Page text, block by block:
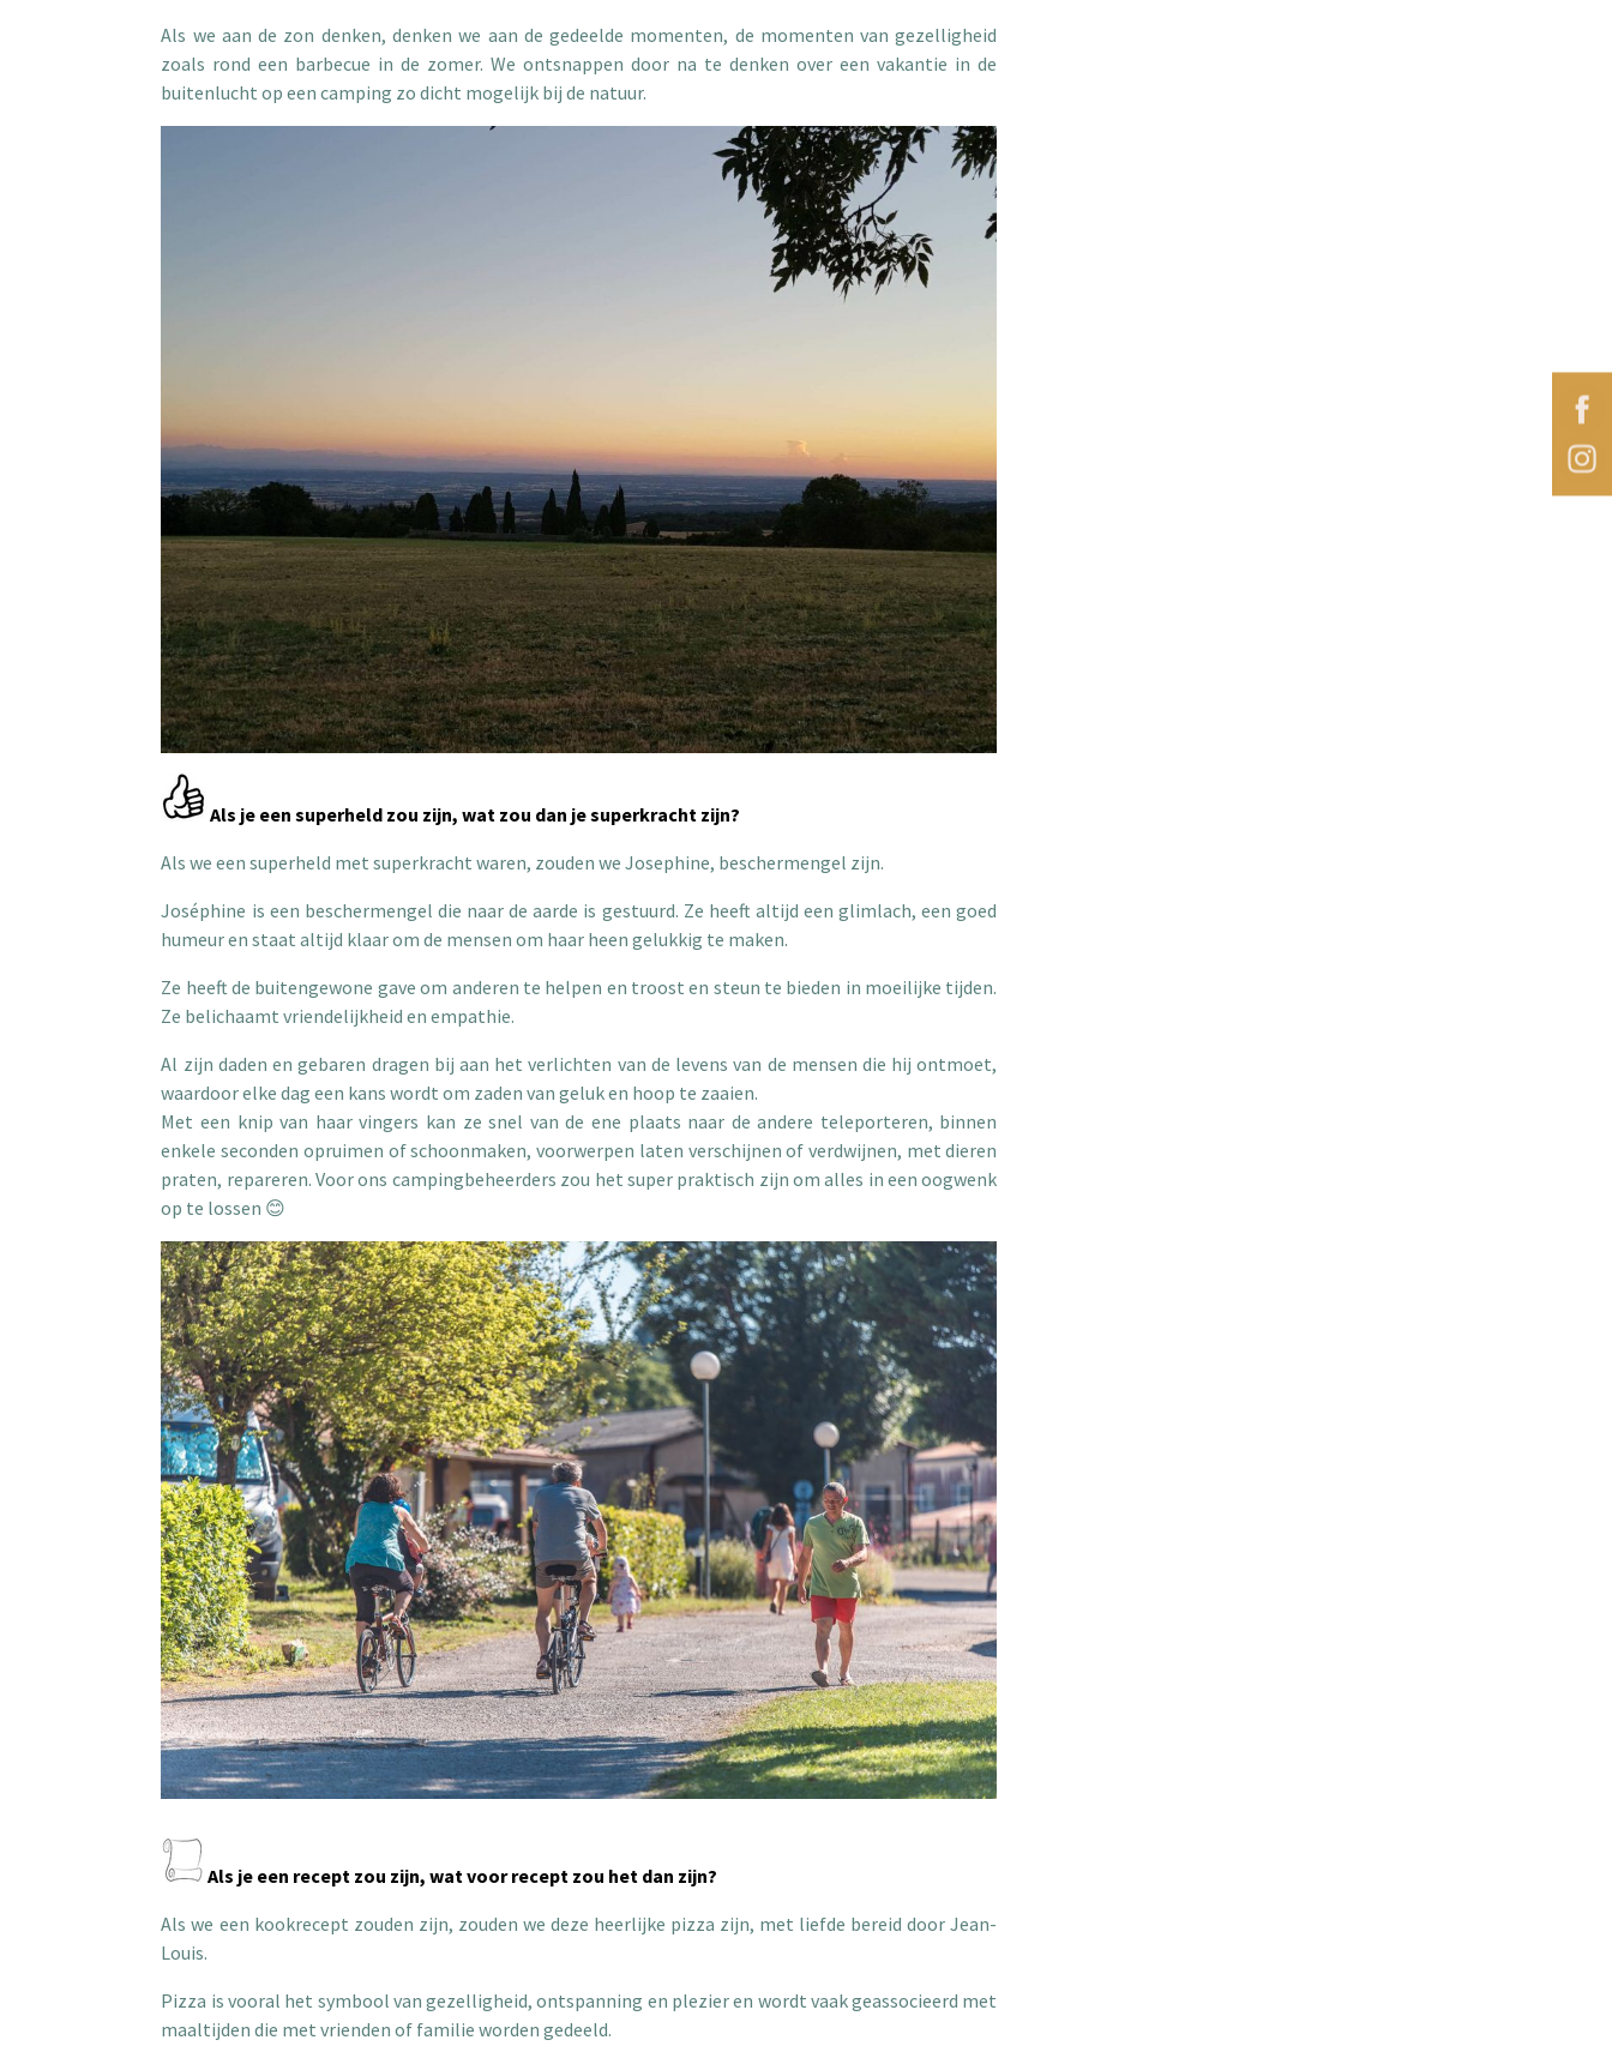
Als we aan de zon denken, denken we aan de gedeelde momenten, de momenten van gezelligheid
zoals rond een barbecue in de zomer. We ontsnappen door na te denken over een vakantie in de
buitenlucht op een camping zo dicht mogelijk bij de natuur.
Als je een superheld zou zijn, wat zou dan je superkracht zijn?
Als we een superheld met superkracht waren, zouden we Josephine, beschermengel zijn.
Joséphine is een beschermengel die naar de aarde is gestuurd. Ze heeft altijd een glimlach, een goed
humeur en staat altijd klaar om de mensen om haar heen gelukkig te maken.
Ze heeft de buitengewone gave om anderen te helpen en troost en steun te bieden in moeilijke tijden.
Ze belichaamt vriendelijkheid en empathie.
Al zijn daden en gebaren dragen bij aan het verlichten van de levens van de mensen die hij ontmoet,
waardoor elke dag een kans wordt om zaden van geluk en hoop te zaaien.
Met een knip van haar vingers kan ze snel van de ene plaats naar de andere teleporteren, binnen
enkele seconden opruimen of schoonmaken, voorwerpen laten verschijnen of verdwijnen, met dieren
praten, repareren. Voor ons campingbeheerders zou het super praktisch zijn om alles in een oogwenk
op te lossen 😊
Als je een recept zou zijn, wat voor recept zou het dan zijn?
Als we een kookrecept zouden zijn, zouden we deze heerlijke pizza zijn, met liefde bereid door Jean-
Louis.
Pizza is vooral het symbool van gezelligheid, ontspanning en plezier en wordt vaak geassocieerd met
maaltijden die met vrienden of familie worden gedeeld.